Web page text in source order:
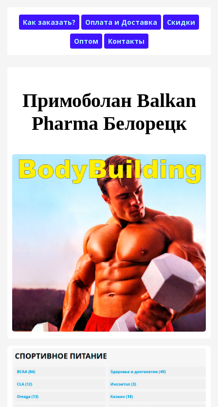
Как заказать? Оплата и Доставка Скидки
Оптом Контакты
Примоболан Balkan
Pharma Белорецк